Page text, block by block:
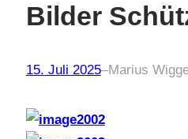
Bilder
15. Juli 2025–Marius